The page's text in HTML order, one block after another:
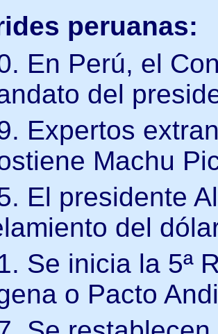
peruanas:
En Perú, el
del
Expertos
Machu
El presidente
del
Se inicia la 5ª
o Pacto